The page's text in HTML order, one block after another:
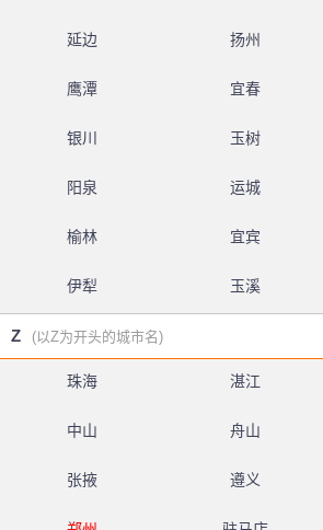
延边 扬州
鹰潭 宜春
银川 玉树
阳泉 运城
榆林 宜宾
伊犁 玉溪
Z (以Z为开头的城市名)
珠海 湛江
中山 舟山
张掖 遵义